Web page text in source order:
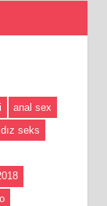
anal sex
seks